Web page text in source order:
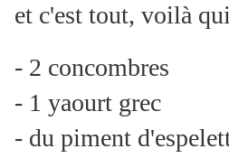
et c'est tout, voilà
- 2 concombres
- 1 yaourt grec
- du piment